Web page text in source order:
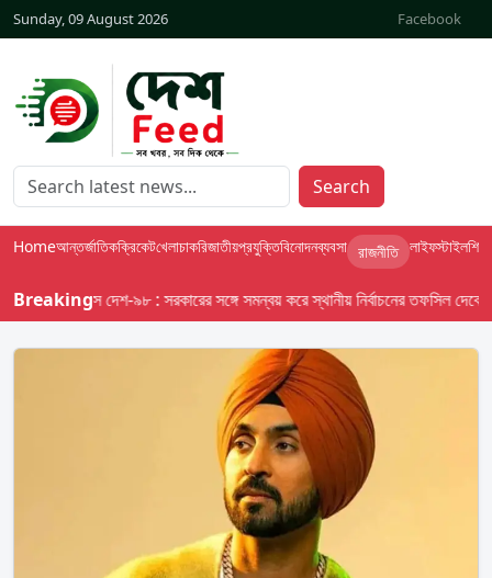
Sunday, 09 August 2026 Facebook
Search
Homeআন্তর্জাতিকক্রিকেটখেলাচাকরিজাতীয়প্রযুক্তিবিনোদনব্যবসা রাজনীতি লাইফস্টাইলশিক্ষা
Breaking
বাসস দেশ-৯৮ : সরকারের সঙ্গে সমন্বয় করে স্থানীয় নির্বাচনের তফসিল দেবে